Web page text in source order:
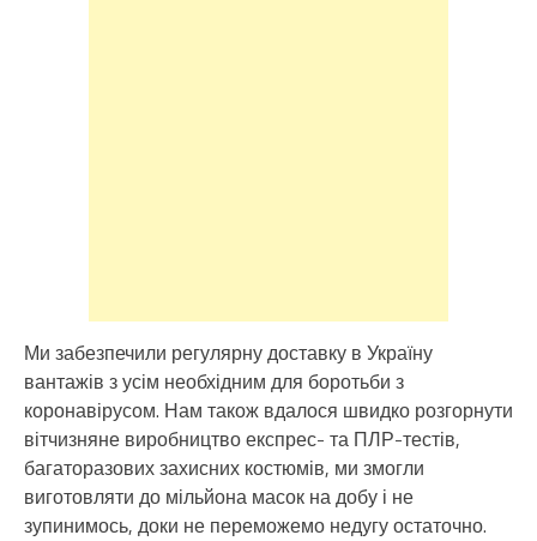
Ми забезпечили регулярну доставку в Україну
вантажів з усім необхідним для боротьби з
коронавірусом. Нам також вдалося швидко розгорнути
вітчизняне виробництво експрес- та ПЛР-тестів,
багаторазових захисних костюмів, ми змогли
виготовляти до мільйона масок на добу і не
зупинимось, доки не переможемо недугу остаточно.